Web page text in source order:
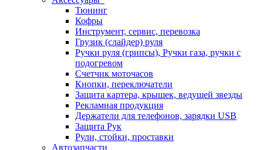
Тюнинг
Кофры
Инструмент, сервис, перевозка
Грузик (слайдер) руля
Ручки руля (грипсы), Ручки газа, ручки с
подогревом
Счетчик моточасов
Кнопки, переключатели
Защита картера, крышек, ведущей звезды
Рекламная продукция
Держатели для телефонов, зарядки USB
Защита Рук
Рули, стойки, проставки
Автозапчасти